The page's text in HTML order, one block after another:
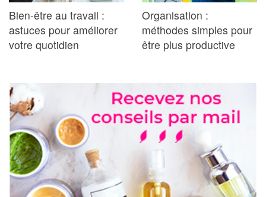
Bien-être au travail :
astuces pour améliorer
votre quotidien
Organisation :
méthodes simples pour
être plus productive